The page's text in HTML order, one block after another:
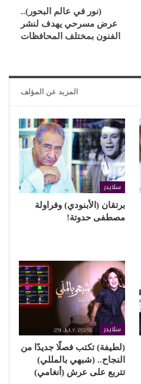
(نور في عالم البحور)..
عرض مسرحي يهدف لنشر
الفنون بمختلف المحافظات
المزيد عن المؤلف
سلايدر
برتقان (الأبنودي) وفراولة
مصطفى حدوتة!
سلايدر
(لطيفة) تكتب فصلًا جديدًا من
النجاح.. (شبهي بالمللي)
تتربع على عرش (أنغامي)